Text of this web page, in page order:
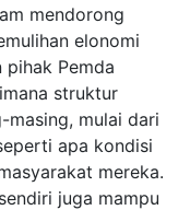
mendorong
elonomi
Pemda
struktur
masing, mulai dari
apa kondisi
mereka.
juga mampu